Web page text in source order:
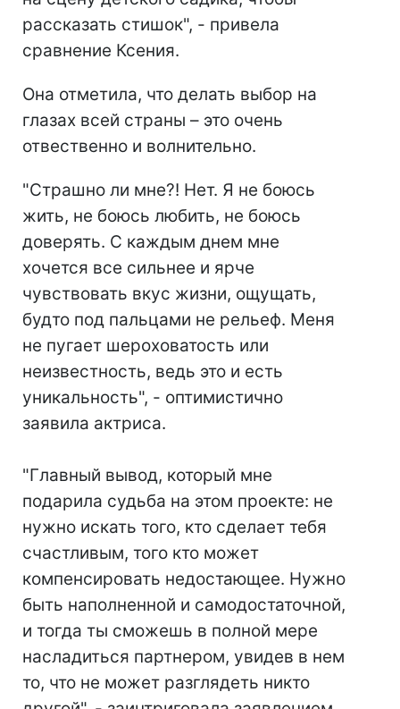
рассказать стишок", - привела
сравнение Ксения.
Она отметила, что делать выбор на
глазах всей страны – это очень
отвественно и волнительно.
"Страшно ли мне?! Нет. Я не боюсь
жить, не боюсь любить, не боюсь
доверять. С каждым днем мне
хочется все сильнее и ярче
чувствовать вкус жизни, ощущать,
будто под пальцами не рельеф. Меня
не пугает шероховатость или
неизвестность, ведь это и есть
уникальность", - оптимистично
заявила актриса.
"Главный вывод, который мне
подарила судьба на этом проекте: не
нужно искать того, кто сделает тебя
счастливым, того кто может
компенсировать недостающее. Нужно
быть наполненной и самодостаточной,
и тогда ты сможешь в полной мере
насладиться партнером, увидев в нем
то, что не может разглядеть никто